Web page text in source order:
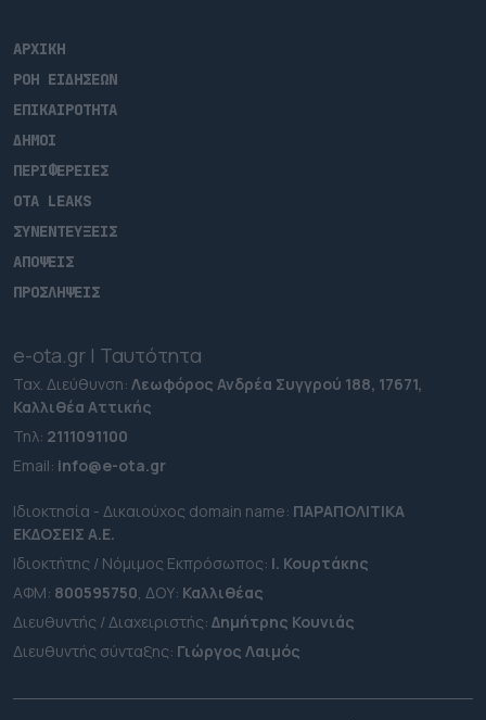
ΑΡΧΙΚΗ
ΡΟΗ ΕΙΔΗΣΕΩΝ
ΕΠΙΚΑΙΡΟΤΗΤΑ
ΔΗΜΟΙ
ΠΕΡΙΦΕΡΕΙΕΣ
OTA LEAKS
ΣΥΝΕΝΤΕΥΞΕΙΣ
ΑΠΟΨΕΙΣ
ΠΡΟΣΛΗΨΕΙΣ
e-ota.gr | Ταυτότητα
Ταχ. Διεύθυνση: Λεωφόρος Ανδρέα Συγγρού 188, 17671,
Καλλιθέα Αττικής
Τηλ: 2111091100
Εmail: info@e-ota.gr
Ιδιοκτησία - Δικαιούχος domain name: ΠΑΡΑΠΟΛΙΤΙΚΑ
ΕΚΔΟΣΕΙΣ A.E.
Ιδιοκτήτης / Νόμιμος Εκπρόσωπος: Ι. Κουρτάκης
ΑΦΜ: 800595750, ΔΟΥ: Καλλιθέας
Διευθυντής / Διαχειριστής: Δημήτρης Κουνιάς
Διευθυντής σύνταξης: Γιώργος Λαιμός